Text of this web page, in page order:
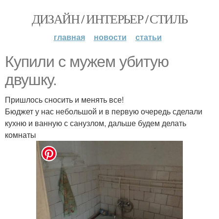
ДИЗАЙН / ИНТЕРЬЕР / СТИЛЬ
главная новости статьи
Купили с мужем убитую
двушку.
Пришлось сносить и менять все!
Бюджет у нас небольшой и в первую очередь сделали
кухню и ванную с санузлом, дальше будем делать
комнаты